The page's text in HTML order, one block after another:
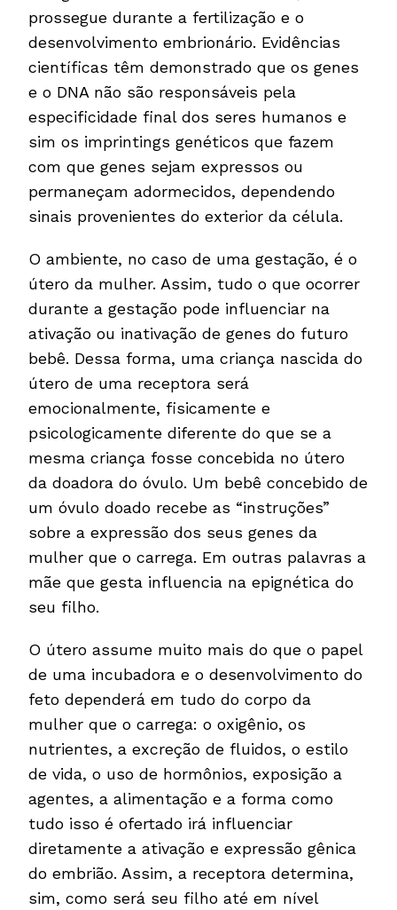
prossegue durante a fertilização e o
desenvolvimento embrionário. Evidências
científicas têm demonstrado que os genes
e o DNA não são responsáveis pela
especificidade final dos seres humanos e
sim os imprintings genéticos que fazem
com que genes sejam expressos ou
permaneçam adormecidos, dependendo
sinais provenientes do exterior da célula.
O ambiente, no caso de uma gestação, é o
útero da mulher. Assim, tudo o que ocorrer
durante a gestação pode influenciar na
ativação ou inativação de genes do futuro
bebê. Dessa forma, uma criança nascida do
útero de uma receptora será
emocionalmente, fisicamente e
psicologicamente diferente do que se a
mesma criança fosse concebida no útero
da doadora do óvulo. Um bebê concebido de
um óvulo doado recebe as “instruções”
sobre a expressão dos seus genes da
mulher que o carrega. Em outras palavras a
mãe que gesta influencia na epignética do
seu filho.
O útero assume muito mais do que o papel
de uma incubadora e o desenvolvimento do
feto dependerá em tudo do corpo da
mulher que o carrega: o oxigênio, os
nutrientes, a excreção de fluidos, o estilo
de vida, o uso de hormônios, exposição a
agentes, a alimentação e a forma como
tudo isso é ofertado irá influenciar
diretamente a ativação e expressão gênica
do embrião. Assim, a receptora determina,
sim, como será seu filho até em nível